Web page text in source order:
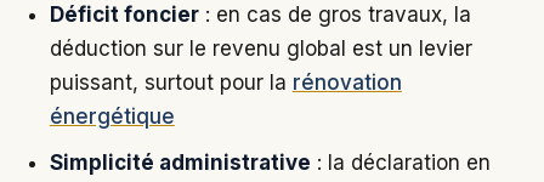
Déficit foncier: en cas de gros travaux, la
déduction sur le revenu global est un levier
puissant, surtout pour la rénovation
énergétique
Simplicité administrative : la déclaration en